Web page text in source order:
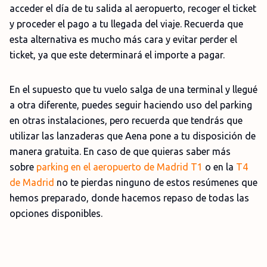
acceder el día de tu salida al aeropuerto, recoger el ticket
y proceder el pago a tu llegada del viaje. Recuerda que
esta alternativa es mucho más cara y evitar perder el
ticket, ya que este determinará el importe a pagar.
En el supuesto que tu vuelo salga de una terminal y llegué
a otra diferente, puedes seguir haciendo uso del parking
en otras instalaciones, pero recuerda que tendrás que
utilizar las lanzaderas que Aena pone a tu disposición de
manera gratuita. En caso de que quieras saber más
sobre parking en el aeropuerto de Madrid T1 o en la T4
de Madrid no te pierdas ninguno de estos resúmenes que
hemos preparado, donde hacemos repaso de todas las
opciones disponibles.